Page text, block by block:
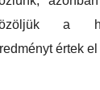
a
értek